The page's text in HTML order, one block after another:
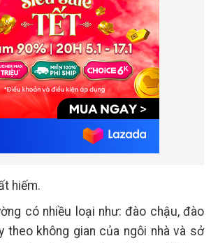
hiếm.
có nhiều loại như: đào chậu, đào
theo không gian của ngôi nhà và sở